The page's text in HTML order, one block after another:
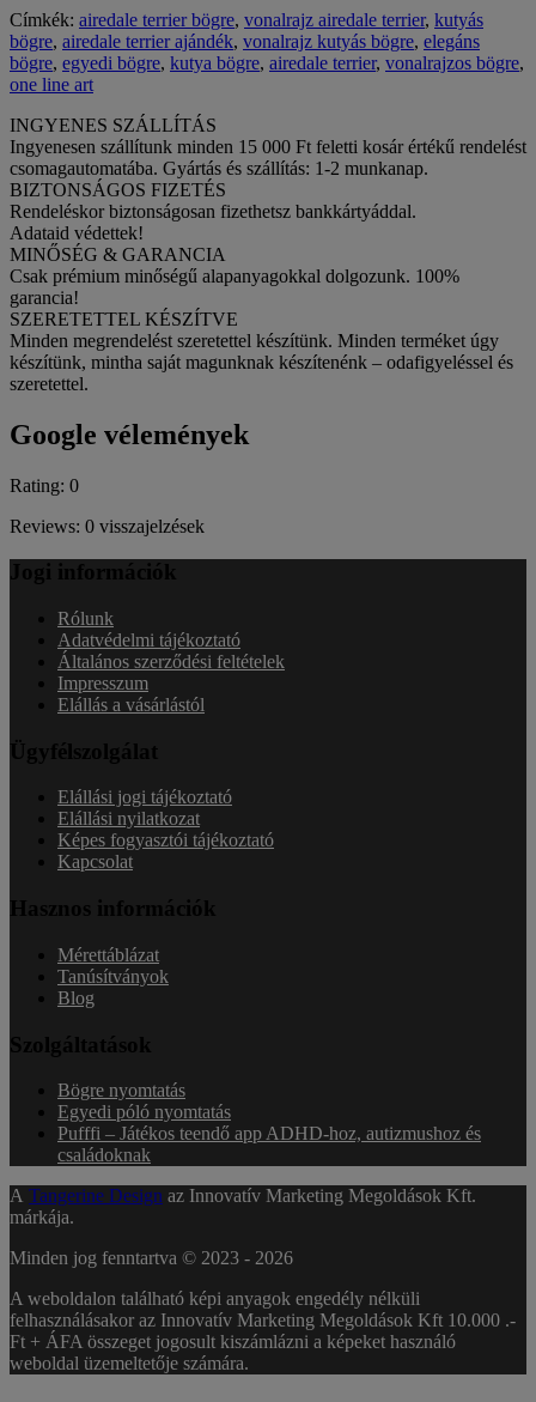
Címkék: airedale terrier bögre, vonalrajz airedale terrier, kutyás
bögre, airedale terrier ajándék, vonalrajz kutyás bögre, elegáns
bögre, egyedi bögre, kutya bögre, airedale terrier, vonalrajzos bögre,
one line art
INGYENES SZÁLLÍTÁS
Ingyenesen szállítunk minden 15 000 Ft feletti kosár értékű rendelést
csomagautomatába. Gyártás és szállítás: 1-2 munkanap.
BIZTONSÁGOS FIZETÉS
Rendeléskor biztonságosan fizethetsz bankkártyáddal.
Adataid védettek!
MINŐSÉG & GARANCIA
Csak prémium minőségű alapanyagokkal dolgozunk. 100%
garancia!
SZERETETTEL KÉSZÍTVE
Minden megrendelést szeretettel készítünk. Minden terméket úgy
készítünk, mintha saját magunknak készítenénk – odafigyeléssel és
szeretettel.
Google vélemények
Rating: 0
Reviews: 0 visszajelzések
Jogi információk
Rólunk
Adatvédelmi tájékoztató
Általános szerződési feltételek
Impresszum
Elállás a vásárlástól
Ügyfélszolgálat
Elállási jogi tájékoztató
Elállási nyilatkozat
Képes fogyasztói tájékoztató
Kapcsolat
Hasznos információk
Mérettáblázat
Tanúsítványok
Blog
Szolgáltatások
Bögre nyomtatás
Egyedi póló nyomtatás
Pufffi – Játékos teendő app ADHD-hoz, autizmushoz és
családoknak
A Tangerine Design az Innovatív Marketing Megoldások Kft.
márkája.
Minden jog fenntartva © 2023 - 2026
A weboldalon található képi anyagok engedély nélküli
felhasználásakor az Innovatív Marketing Megoldások Kft 10.000 .-
Ft + ÁFA összeget jogosult kiszámlázni a képeket használó
weboldal üzemeltetője számára.